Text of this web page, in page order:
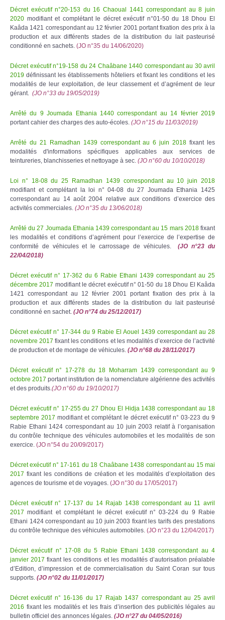
Décret exécutif n°20-153 du 16 Chaoual 1441 correspondant au 8 juin
2020 modifiant et complétant le décret exécutif n°01-50 du 18 Dhou El
Kaâda 1421 correspondant au 12 février 2001 portant fixation des prix à la
production et aux différents stades de la distribution du lait pasteurisé
conditionné en sachets. (JO n°35 du 14/06/2020)
Décret exécutif n°19-158 du 24 Chaâbane 1440 correspondant au 30 avril
2019 définissant les établissements hôteliers et fixant les conditions et les
modalités de leur exploitation, de leur classement et d’agrément de leur
gérant.
(JO n°33 du 19/05/2019)
Arrêté du 9 Joumada Ethania 1440 correspondant au 14 février 2019
portant cahier des charges des auto-écoles. (JO n°15 du 11/03/2019)
Arrêté du 21 Ramadhan 1439 correspondant au 6 juin 2018 fixant les
modalités d'informations spécifiques applicables aux services de
teintureries, blanchisseries et nettoyage à sec. (JO n°60 du 10/10/2018)
Loi n° 18-08 du 25 Ramadhan 1439 correspondant au 10 juin 2018
modifiant et complétant la loi n° 04-08 du 27 Joumada Ethania 1425
correspondant au 14 août 2004 relative aux conditions d’exercice des
activités commerciales. (JO n°35 du 13/06/2018)
Arrêté du 27 Joumada Ethania 1439 correspondant au 15 mars 2018fixant
les modalités et conditions d’agrément pour l’exercice de l’expertise de
conformité de véhicules et le carrossage de véhicules.(JO n°23 du
22/04/2018)
Décret exécutif n° 17-362 du 6 Rabie Ethani 1439 correspondant au 25
décembre 2017 modifiant le décret exécutif n° 01-50 du 18 Dhou El Kaâda
1421 correspondant au 12 février 2001 portant fixation des prix à la
production et aux différents stades de la distribution du lait pasteurisé
conditionné en sachet. (JO n°74 du 25/12/2017)
Décret exécutif n° 17-344 du 9 Rabie El Aouel 1439 correspondant au 28
novembre 2017 fixant les conditions et les modalités d’exercice de l’activité
de production et de montage de véhicules. (JO n°68 du 28/11/2017)
Décret exécutif n° 17-278 du 18 Moharram 1439 correspondant au 9
octobre 2017 portant institution de la nomenclature algérienne des activités
et des produits. (JO n°60 du 19/10/2017)
Décret exécutif n° 17-255 du 27 Dhou El Hidja 1438 correspondant au 18
septembre 2017 modifiant et complétant le décret exécutif n° 03-223 du 9
Rabie Ethani 1424 correspondant au 10 juin 2003 relatif à l’organisation
du contrôle technique des véhicules automobiles et les modalités de son
exercice. (JO n°54 du 20/09/2017)
Décret exécutif n° 17-161 du 18 Chaâbane 1438 correspondant au 15 mai
2017 fixant les conditions de création et les modalités d’exploitation des
agences de tourisme et de voyages. (JO n°30 du 17/05/2017)
Décret exécutif n° 17-137 du 14 Rajab 1438 correspondant au 11 avril
2017 modifiant et complétant le décret exécutif n° 03-224 du 9 Rabie
Ethani 1424 correspondant au 10 juin 2003 fixant les tarifs des prestations
du contrôle technique des véhicules automobiles. (JO n°23 du 12/04/2017)
Décret exécutif n° 17-08 du 5 Rabie Ethani 1438 correspondant au 4
janvier 2017 fixant les conditions et les modalités d’autorisation préalable
d’Edition, d’impression et de commercialisation du Saint Coran sur tous
supports. (JO n°02 du 11/01/2017)
Décret exécutif n° 16-136 du 17 Rajab 1437 correspondant au 25 avril
2016 fixant les modalités et les frais d’insertion des publicités légales au
bulletin officiel des annonces légales. (JO n°27 du 04/05/2016)